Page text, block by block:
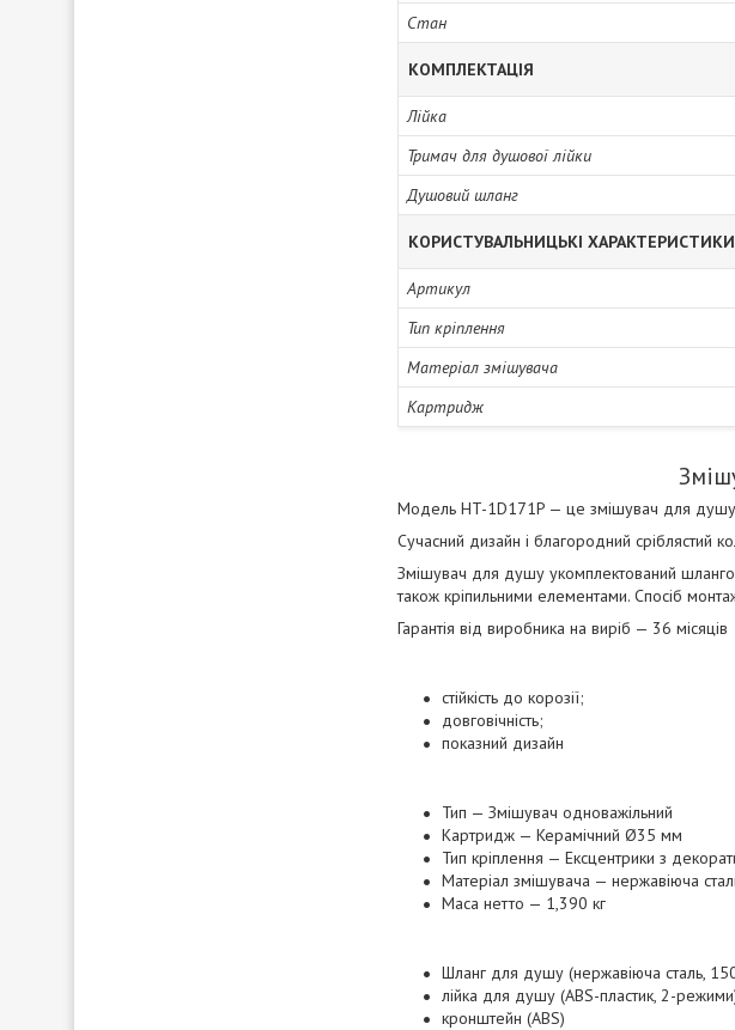
Стан
КОМПЛЕКТАЦІЯ
Лійка
Тримач для душової лійки
Душовий шланг
КОРИСТУВАЛЬНИЦЬКІ ХАРАКТЕРИСТИКИ
Артикул
Тип кріплення
Матеріал змішувача
Картридж
Модель HT-1D171P — це змішувач для душу
Сучасний дизайн і благородний сріблястий
Змішувач для душу укомплектований
також кріпильними елементами. Спосіб
Гарантія від виробника на виріб — 36 місяців
стійкість до корозії;
довговічність;
показний дизайн
Тип — Змішувач одноважільний
Картридж — Керамічний Ø35 мм
Тип кріплення — Ексцентрики з
Матеріал змішувача — нержавіюча
Маса нетто — 1,390 кг
Шланг для душу (нержавіюча сталь,
лійка для душу (АВS-пластик, 2-
кронштейн (ABS)